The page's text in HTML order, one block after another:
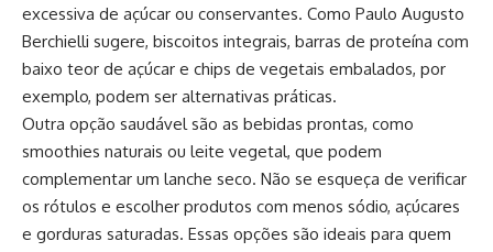
excessiva de açúcar ou conservantes. Como Paulo Augusto
Berchielli sugere, biscoitos integrais, barras de proteína com
baixo teor de açúcar e chips de vegetais embalados, por
exemplo, podem ser alternativas práticas.
Outra opção saudável são as bebidas prontas, como
smoothies naturais ou leite vegetal, que podem
complementar um lanche seco. Não se esqueça de verificar
os rótulos e escolher produtos com menos sódio, açúcares
e gorduras saturadas. Essas opções são ideais para quem